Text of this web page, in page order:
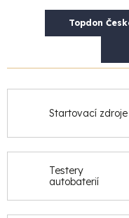
Topdon
Startovací zdroje
Testery
autobaterií